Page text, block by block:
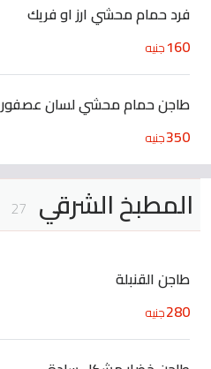
فرد حمام محشي ارز او فريك
160جنيه
طاجن حمام محشي لسان عصفور
350جنيه
المطبخ الشرقي 27
طاجن القنبلة
280جنيه